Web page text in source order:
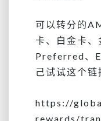
可以转分的
卡、白金卡
Preferred、
己试试这个链
https://
rewards/